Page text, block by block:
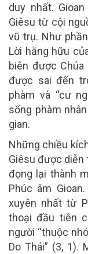
duy nhất.
Giêsu từ cội
vũ trụ. Như
Lời hằng hữu
biên được
được sai đến
phàm và “cư
sống phàm
gian.
Những chiều
Giêsu được
đọng lại thành
Phúc âm
xuyên nhất từ
thoại đầu tiên
người “thuộc
Do Thái” (3, 1).